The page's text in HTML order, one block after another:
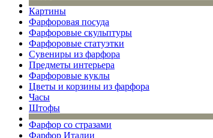
Картины
Фарфоровая посуда
Фарфоровые скульптуры
Фарфоровые статуэтки
Сувениры из фарфора
Предметы интерьера
Фарфоровые куклы
Цветы и корзины из фарфора
Часы
Штофы
Фарфор со стразами
Фарфор Италии